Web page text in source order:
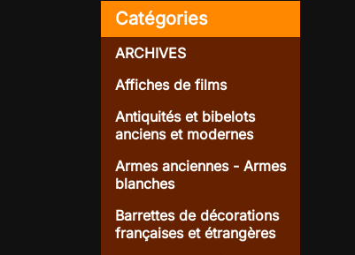
Catégories
ARCHIVES
Affiches de films
Antiquités et bibelots
anciens et modernes
Armes anciennes - Armes
blanches
Barrettes de décorations
françaises et étrangères